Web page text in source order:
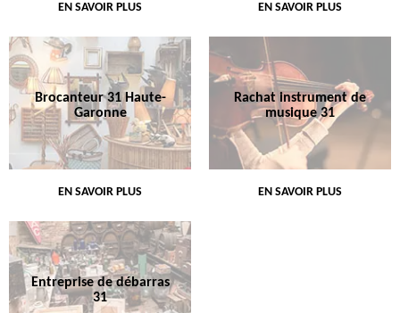
EN SAVOIR PLUS EN SAVOIR PLUS
Brocanteur 31 Haute-
Garonne
EN SAVOIR PLUS
Rachat instrument de
musique 31
EN SAVOIR PLUS
Entreprise de débarras
31